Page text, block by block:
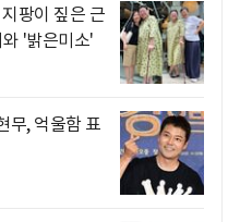
팡이 짚은 근
'밝은미소'
무, 억울함 표